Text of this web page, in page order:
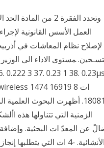
اﻷنشائية. -4 ات التي